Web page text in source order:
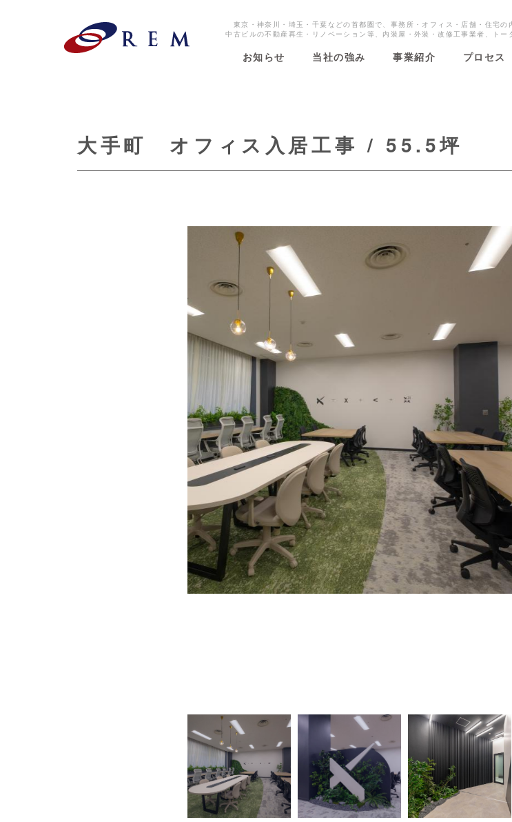
東京・神奈川・埼玉・千葉などの首都圏で、事務所・オフィス・店舗・住宅
中古ビルの不動産再生・リノベーション等、内装屋・外装・改修工事業者、ト
お知らせ 当社の強み 事業紹介 プロセス
大手町 オフィス入居工事 / 55.5坪